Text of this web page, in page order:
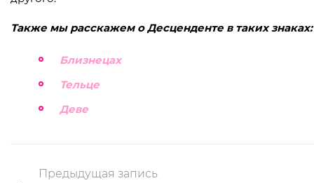
Также мы расскажем о Десценденте в таких знаках:
Близнецах
Тельце
Деве
Предыдущая запись